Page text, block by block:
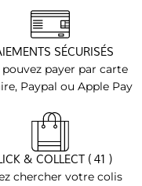
SÉCURISÉS
pouvez payer par carte
Paypal ou Apple Pay
& COLLECT ( 41 )
chercher votre colis